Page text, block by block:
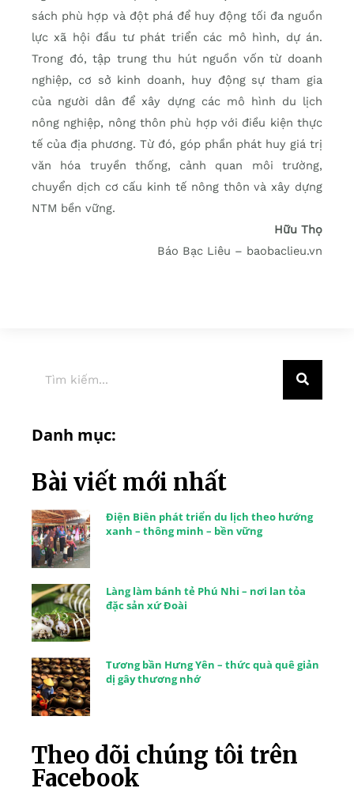
sách phù hợp và đột phá để huy động tối đa nguồn
lực xã hội đầu tư phát triển các mô hình, dự án.
Trong đó, tập trung thu hút nguồn vốn từ doanh
nghiệp, cơ sở kinh doanh, huy động sự tham gia
của người dân để xây dựng các mô hình du lịch
nông nghiệp, nông thôn phù hợp với điều kiện thực
tế của địa phương. Từ đó, góp phần phát huy giá trị
văn hóa truyền thống, cảnh quan môi trường,
chuyển dịch cơ cấu kinh tế nông thôn và xây dựng
NTM bền vững.
Hữu Thọ
Báo Bạc Liêu – baobaclieu.vn
Danh mục:
Bài viết mới nhất
Điện Biên phát triển du lịch theo hướng
xanh – thông minh – bền vững
Làng làm bánh tẻ Phú Nhi – nơi lan tỏa
đặc sản xứ Đoài
Tương bần Hưng Yên – thức quà quê giản
dị gây thương nhớ
Theo dõi chúng tôi trên
Facebook